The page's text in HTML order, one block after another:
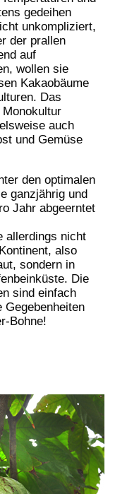
gedeihen
unkompliziert,
der prallen
auf
wollen sie
Kakaobäume
Das
auch
und Gemüse
den optimalen
ganzjährig und
Jahr abgeerntet
allerdings nicht
also
sondern in
Die
sind einfach
Gegebenheiten
Bohne!